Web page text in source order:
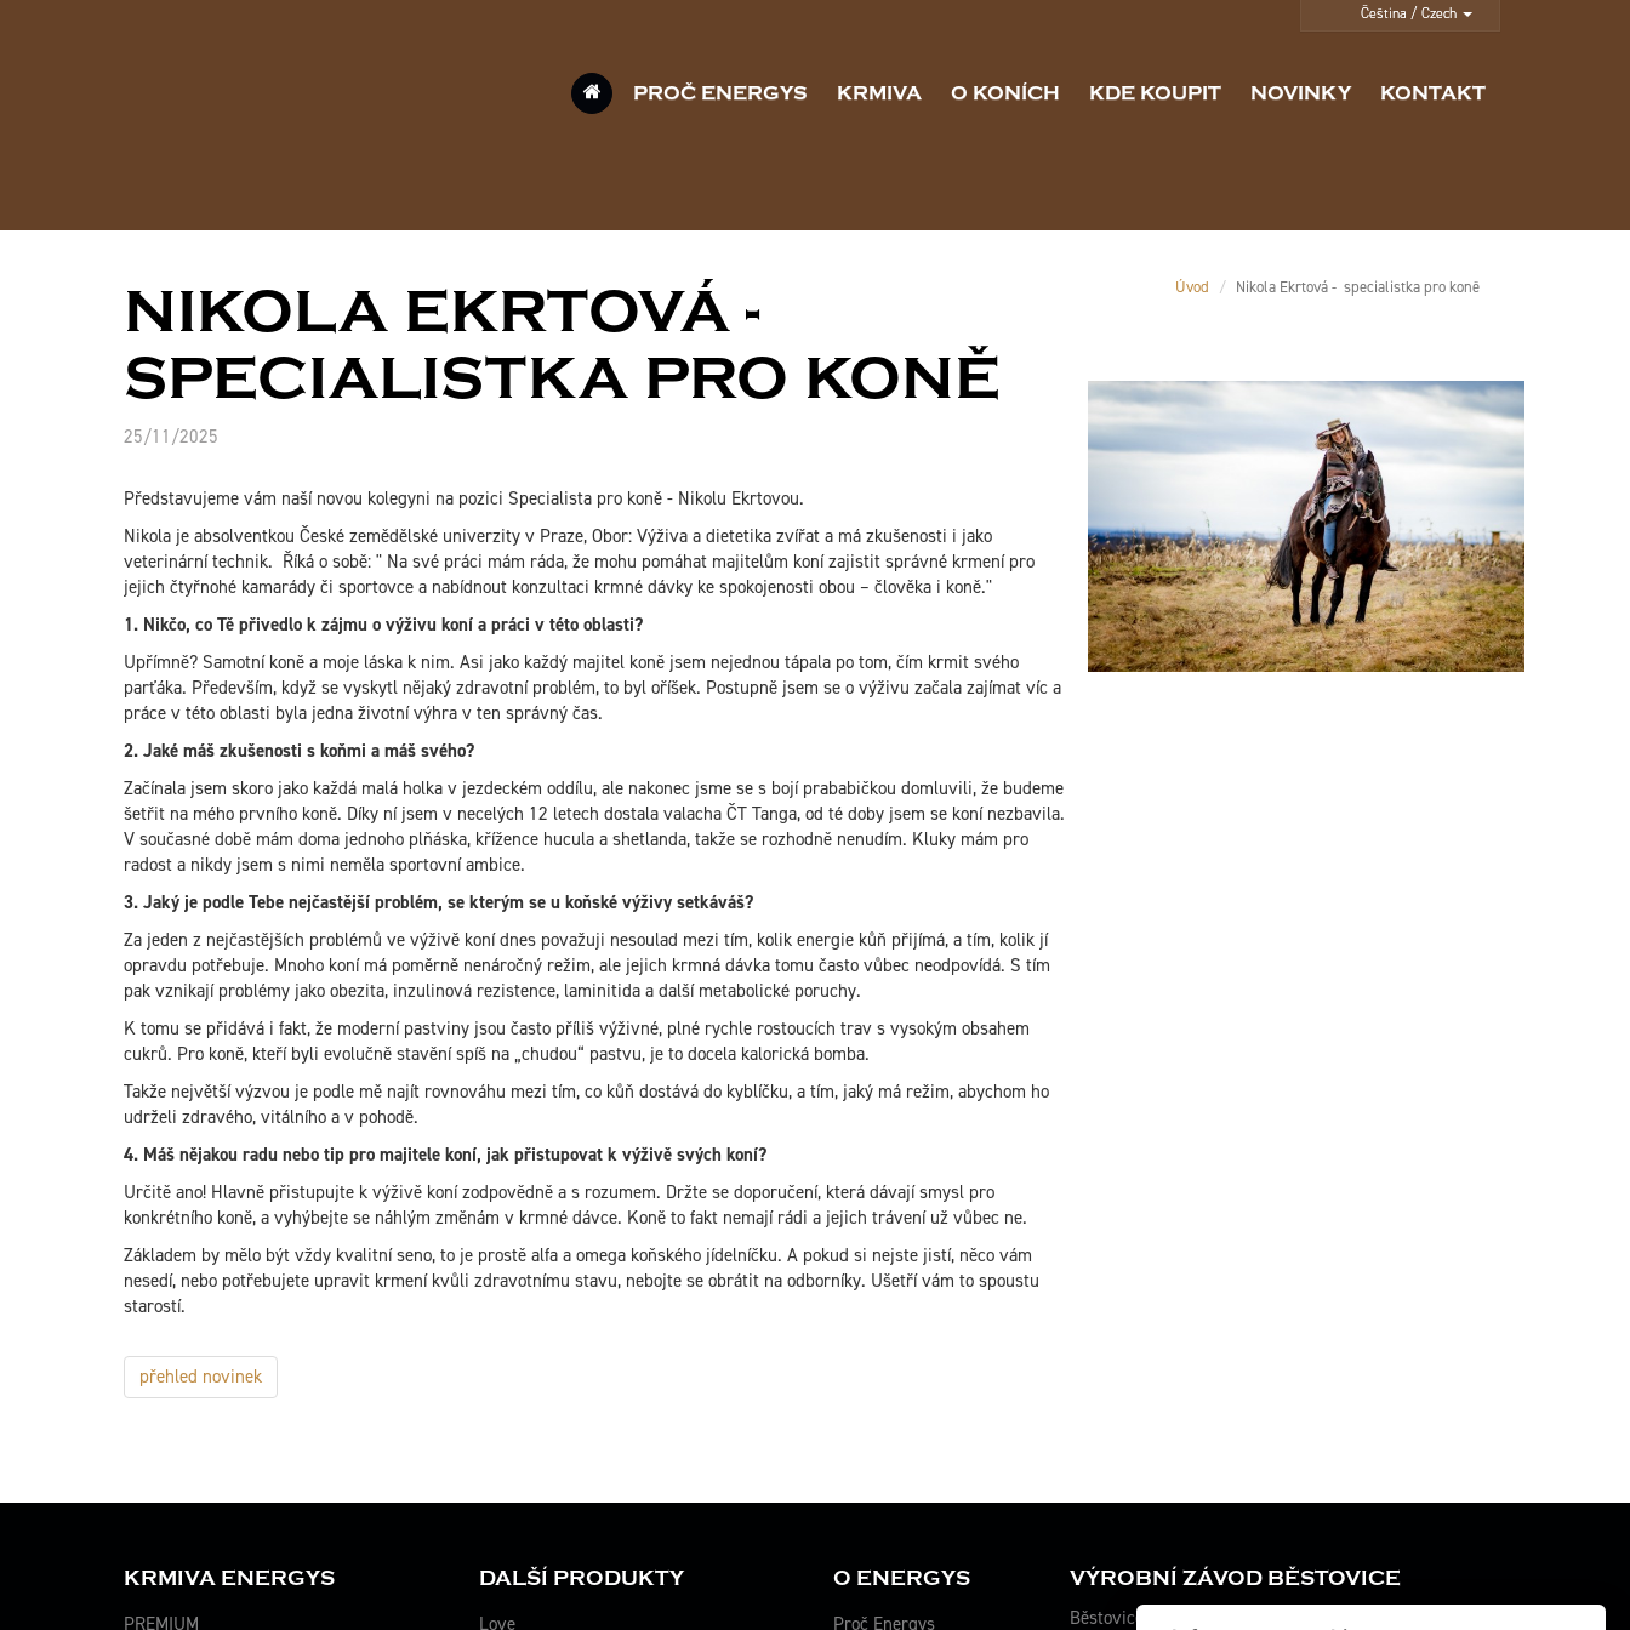
PROČ ENERGYS KRMIVA O KONÍCH KDE KOUPIT NOVINKY KONTAKT
NIKOLA EKRTOVÁ -
SPECIALISTKA PRO KONĚ
25/11/2025
Představujeme vám naší novou kolegyni na pozici Specialista pro koně - Nikolu Ekrtovou.
Nikola je absolventkou České zemědělské univerzity v Praze, Obor: Výživa a dietetika zvířat a má zkušenosti i jako
veterinární technik. Říká o sobě: " Na své práci mám ráda, že mohu pomáhat majitelům koní zajistit správné krmení pro
jejich čtyřnohé kamarády či sportovce a nabídnout konzultaci krmné dávky ke spokojenosti obou – člověka i koně."
1. Nikčo, co Tě přivedlo k zájmu o výživu koní a práci v této oblasti?
Upřímně? Samotní koně a moje láska k nim. Asi jako každý majitel koně jsem nejednou tápala po tom, čím krmit svého
parťáka. Především, když se vyskytl nějaký zdravotní problém, to byl oříšek. Postupně jsem se o výživu začala zajímat víc a
práce v této oblasti byla jedna životní výhra v ten správný čas.
2. Jaké máš zkušenosti s koňmi a máš svého?
Začínala jsem skoro jako každá malá holka v jezdeckém oddílu, ale nakonec jsme se s bojí prababičkou domluvili, že budeme
šetřit na mého prvního koně. Díky ní jsem v necelých 12 letech dostala valacha ČT Tanga, od té doby jsem se koní nezbavila.
V současné době mám doma jednoho plňáska, křížence hucula a shetlanda, takže se rozhodně nenudím. Kluky mám pro
radost a nikdy jsem s nimi neměla sportovní ambice.
3. Jaký je podle Tebe nejčastější problém, se kterým se u koňské výživy setkáváš?
Za jeden z nejčastějších problémů ve výživě koní dnes považuji nesoulad mezi tím, kolik energie kůň přijímá, a tím, kolik jí
opravdu potřebuje. Mnoho koní má poměrně nenáročný režim, ale jejich krmná dávka tomu často vůbec neodpovídá. S tím
pak vznikají problémy jako obezita, inzulinová rezistence, laminitida a další metabolické poruchy.
K tomu se přidává i fakt, že moderní pastviny jsou často příliš výživné, plné rychle rostoucích trav s vysokým obsahem
cukrů. Pro koně, kteří byli evolučně stavění spíš na „chudou“ pastvu, je to docela kalorická bomba.
Takže největší výzvou je podle mě najít rovnováhu mezi tím, co kůň dostává do kyblíčku, a tím, jaký má režim, abychom ho
udrželi zdravého, vitálního a v pohodě.
4. Máš nějakou radu nebo tip pro majitele koní, jak přistupovat k výživě svých koní?
Určitě ano! Hlavně přistupujte k výživě koní zodpovědně a s rozumem. Držte se doporučení, která dávají smysl pro
konkrétního koně, a vyhýbejte se náhlým změnám v krmné dávce. Koně to fakt nemají rádi a jejich trávení už vůbec ne.
Základem by mělo být vždy kvalitní seno, to je prostě alfa a omega koňského jídelníčku. A pokud si nejste jistí, něco vám
nesedí, nebo potřebujete upravit krmení kvůli zdravotnímu stavu, nebojte se obrátit na odborníky. Ušetří vám to spoustu
starostí.
přehled novinek
Úvod Nikola Ekrtová - specialistka pro koně
KRMIVA ENERGYS
PREMIUM
DALŠÍ PRODUKTY
Love
O ENERGYS
Proč Energys
VÝROBNÍ ZÁVOD BĚSTOVICE
Běstovice 115